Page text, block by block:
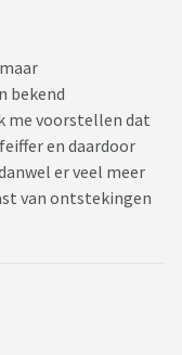
bekend
me voorstellen dat
en daardoor
er veel meer
van ontstekingen